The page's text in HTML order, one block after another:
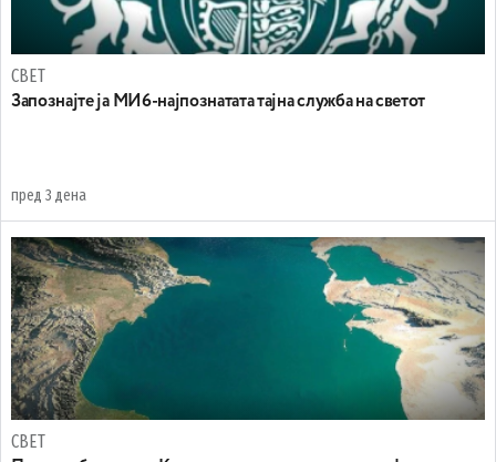
СВЕТ
Запознајте ја МИ6-најпознатата тајна служба на светот
пред 3 дена
СВЕТ